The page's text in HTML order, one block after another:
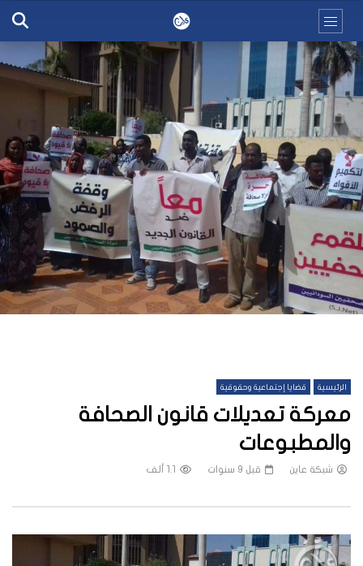
الرئيسية قضايا إجتماعية وحقوقية
معركة تعديلات قانون الصحافة
والمطبوعات
شبكة عاين قبل 9 سنوات 1.1 ألف